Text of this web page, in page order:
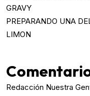
GRAVY
PREPARANDO UNA
LIMON
Redacción Nuestra